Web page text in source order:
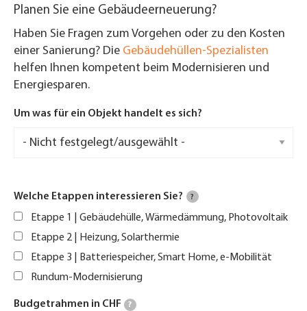
Planen Sie eine Gebäudeerneuerung?
Haben Sie Fragen zum Vorgehen oder zu den Kosten
einer Sanierung? Die Gebäudehüllen-Spezialisten
helfen Ihnen kompetent beim Modernisieren und
Energiesparen.
Um was für ein Objekt handelt es sich?
Welche Etappen interessieren Sie? ?
Etappe 1 | Gebäudehülle, Wärmedämmung, Photovoltaik
Etappe 2 | Heizung, Solarthermie
Etappe 3 | Batteriespeicher, Smart Home, e-Mobilität
Rundum-Modernisierung
Budgetrahmen in CHF ?